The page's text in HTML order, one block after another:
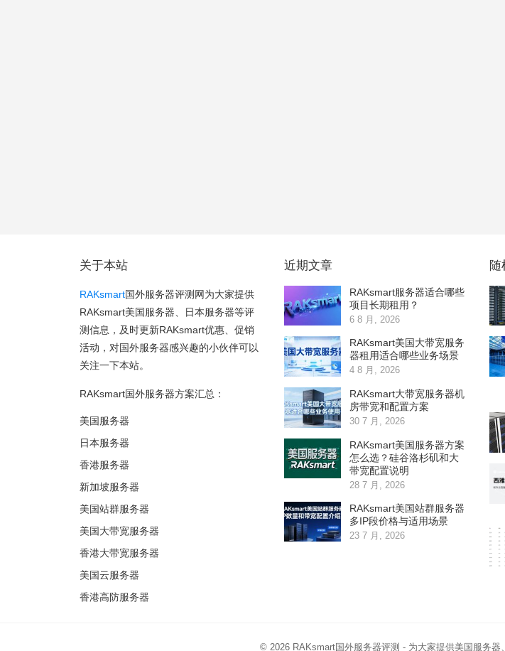
关于本站
RAKsmart国外服务器评测网为大家提供
RAKsmart美国服务器、日本服务器等评
测信息，及时更新RAKsmart优惠、促销
活动，对国外服务器感兴趣的小伙伴可以
关注一下本站。
RAKsmart国外服务器方案汇总：
美国服务器
日本服务器
香港服务器
新加坡服务器
美国站群服务器
美国大带宽服务器
香港大带宽服务器
美国云服务器
香港高防服务器
近期文章
RAKsmart服务器适合哪些
项目长期租用？
6 8 月, 2026
RAKsmart美国大带宽服务
器租用适合哪些业务场景
4 8 月, 2026
RAKsmart大带宽服务器机
房带宽和配置方案
30 7 月, 2026
RAKsmart美国服务器方案
怎么选？硅谷洛杉矶和大
带宽配置说明
28 7 月, 2026
RAKsmart美国站群服务器
多IP段价格与适用场景
23 7 月, 2026
随
© 2026 RAKsmart国外服务器评测 - 为大家提供美国服务器